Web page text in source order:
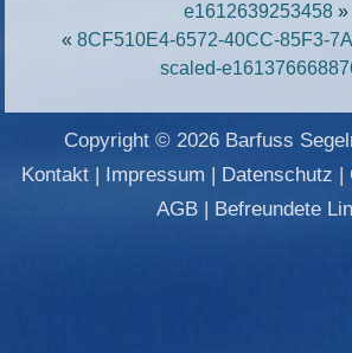
e1612639253458»
« 8CF510E4-6572-40CC-85F3-
scaled-
Copyright © 2026 Barfuss
Kontakt| Impressum | Datenschutz |
AGB | Befreundete